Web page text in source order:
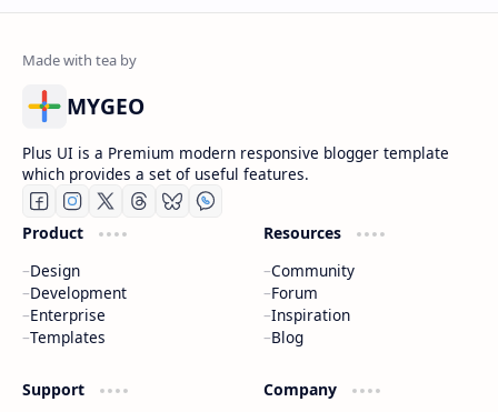
MYGEO
Plus UI is a Premium modern responsive blogger template
which provides a set of useful features.
Product
Design
Development
Enterprise
Templates
Resources
Community
Forum
Inspiration
Blog
Support Company